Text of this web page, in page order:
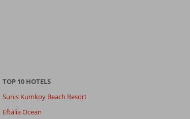
TOP 10 HOTELS
Sunis Kumkoy Beach Resort
Eftalia Ocean